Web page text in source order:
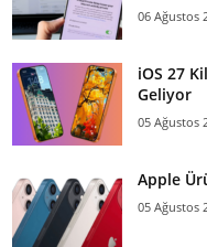
06 Ağustos
iOS 27
Geliyor
05 Ağustos
Apple
05 Ağustos